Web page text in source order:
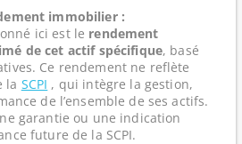
immobilier :
ici est le rendement
de cet actif spécifique, basé
Ce rendement ne reflète
la SCPI , qui intègre la gestion,
de l’ensemble de ses actifs.
garantie ou une indication
future de la SCPI.